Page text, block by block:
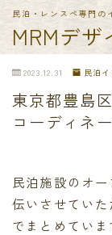
MRMデザ
民泊・レンスペ専門の
MENU
TOP
民泊備品一覧
2023.12.31 民泊
東京都豊島
コーディネ
民泊施設のオ
伝いさせてい
でまとめていま